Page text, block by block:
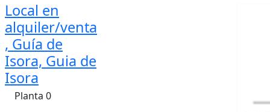
Local en
alquiler/venta
, Guía de
Isora, Guia de
Isora
Planta 0